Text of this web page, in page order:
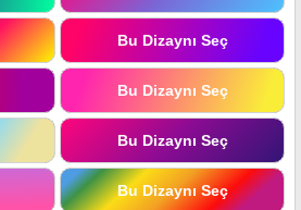
Bu Dizaynı Seç
Bu Dizaynı Seç
Bu Dizaynı Seç
Bu Dizaynı Seç